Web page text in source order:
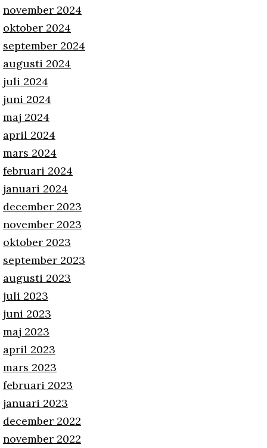
november 2024
oktober 2024
september 2024
augusti 2024
juli 2024
juni 2024
maj 2024
april 2024
mars 2024
februari 2024
januari 2024
december 2023
november 2023
oktober 2023
september 2023
augusti 2023
juli 2023
juni 2023
maj 2023
april 2023
mars 2023
februari 2023
januari 2023
december 2022
november 2022